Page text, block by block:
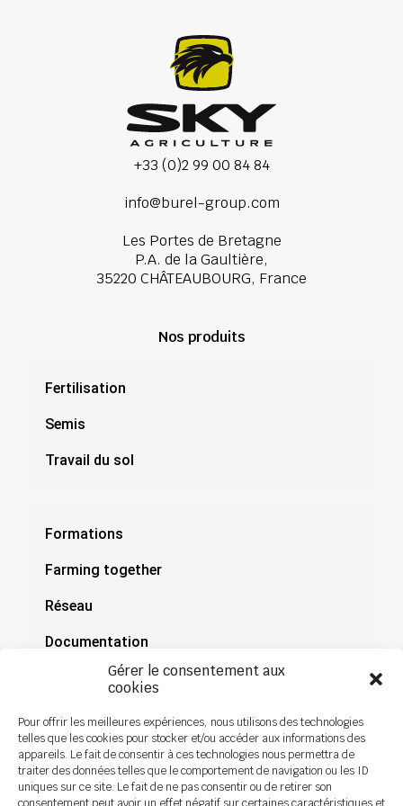
Gérer le consentement aux
cookies
Pour offrir les meilleures expériences, nous utilisons des technologies
telles que les cookies pour stocker et/ou accéder aux informations des
appareils. Le fait de consentir à ces technologies nous permettra de
traiter des données telles que le comportement de navigation ou les ID
uniques sur ce site. Le fait de ne pas consentir ou de retirer son
+33 (0)2 99 00 84 84
info@burel-group.com
Les Portes de Bretagne
P.A. de la Gaultière,
35220 CHÂTEAUBOURG, France
Nos produits
Fertilisation
Semis
Travail du sol
Formations
Farming together
Réseau
Documentation
Actualités